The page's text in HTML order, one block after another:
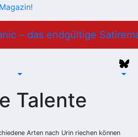
Talente
Arten nach Urin riechen können